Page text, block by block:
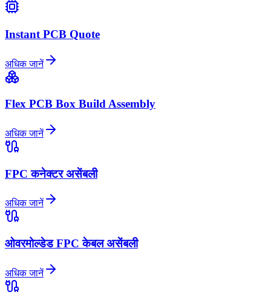
Instant PCB Quote
अधिक जानें
Flex PCB Box Build Assembly
अधिक जानें
FPC कनेक्टर असेंबली
अधिक जानें
ओवरमोल्डेड FPC केबल असेंबली
अधिक जानें